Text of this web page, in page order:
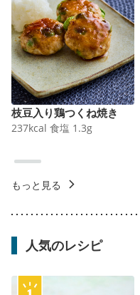
枝豆入り鶏つくね焼き
237kcal 食塩 1.3g
もっと見る
人気のレシピ